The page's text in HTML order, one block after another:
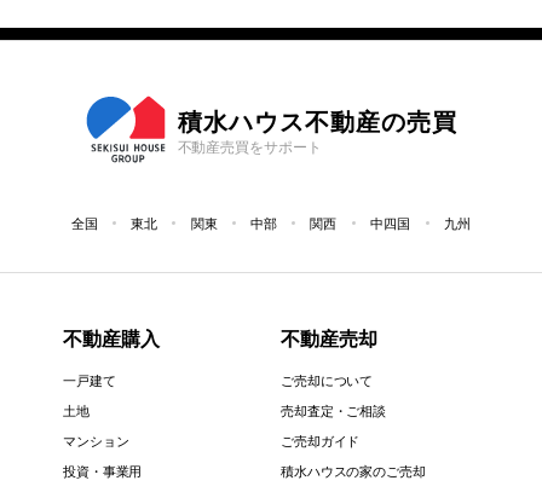
積水ハウス不動産の売買
不動産売買をサポート
全国 東北 関東 中部 関西 中四国 九州
不動産購入
一戸建て
土地
マンション
投資・事業用
不動産売却
ご売却について
売却査定・ご相談
ご売却ガイド
積水ハウスの家のご売却